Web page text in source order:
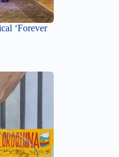
‘Forever